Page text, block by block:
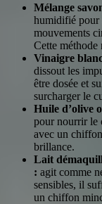
Mélange
humidifié pour
mouvements
Cette méthode
Vinaigre
dissout les
être dosée et
surcharger le
Huile d’olive
pour nourrir le
avec un
brillance.
Lait
: agit comme
sensibles, il
un chiffon